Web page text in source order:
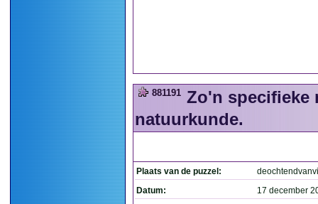
881191 Zo'n specifieke
natuurkunde.
Plaats van de puzzel:
Datum:
17 december